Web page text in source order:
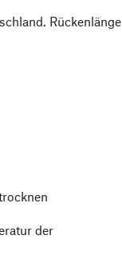
Rückenlänge
der